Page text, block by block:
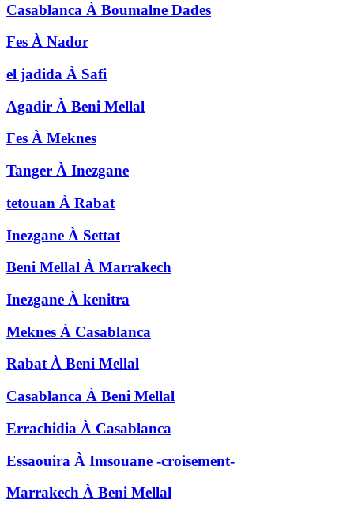
Casablanca À Boumalne Dades
Fes À Nador
el jadida À Safi
Agadir À Beni Mellal
Fes À Meknes
Tanger À Inezgane
tetouan À Rabat
Inezgane À Settat
Beni Mellal À Marrakech
Inezgane À kenitra
Meknes À Casablanca
Rabat À Beni Mellal
Casablanca À Beni Mellal
Errachidia À Casablanca
Essaouira À Imsouane -croisement-
Marrakech À Beni Mellal